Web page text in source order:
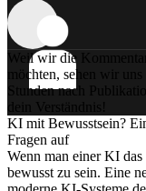
Weil wir die
möchten, sehen wir
Stunden nach
dein Verständnis!
KI mit Bewusstsein?
Fragen auf
Wenn man einer KI
bewusst zu sein. Eine